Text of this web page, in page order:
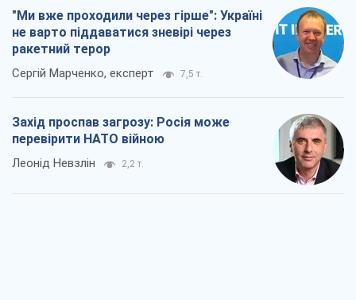
"Ми вже проходили через гірше": Україні
не варто піддаватися зневірі через
ракетний терор
Сергій Марченко, експерт 7,5 т.
Захід проспав загрозу: Росія може
перевірити НАТО війною
Леонід Невзлін 2,2 т.